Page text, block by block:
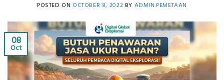
POSTED ON OCTOBER 8, 2022 BY ADMIN.PEMETAAN
08
Oct